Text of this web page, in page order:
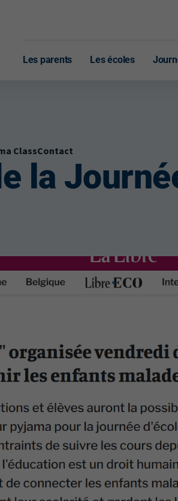
Les parents Les écoles
ClassContact
la